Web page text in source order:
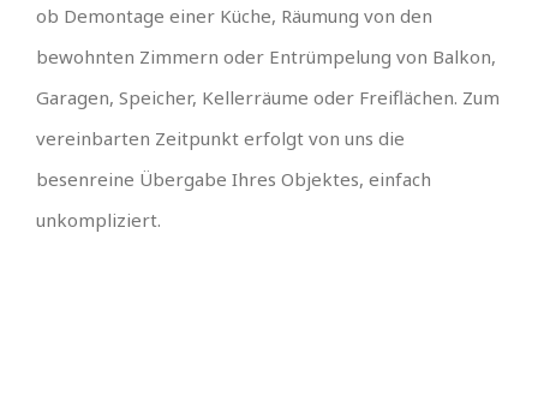
ob Demontage einer Küche, Räumung von den
bewohnten Zimmern oder Entrümpelung von Balkon,
Garagen, Speicher, Kellerräume oder Freiflächen. Zum
vereinbarten Zeitpunkt erfolgt von uns die
besenreine Übergabe Ihres Objektes, einfach
unkompliziert.